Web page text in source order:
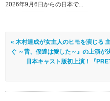
2026年9月6日からの日本で...
« 木村達成が女主人のヒモを演じる
ぐ ～昔、僕達は愛した～』の上演が
日本キャスト版初上演！『